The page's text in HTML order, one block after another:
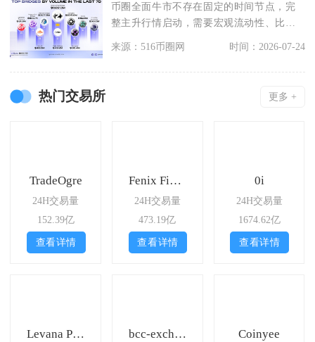
币圈全面牛市不存在固定的时间节点，完
整主升行情启动，需要宏观流动性、比特
币周期信号、行业监
来源：516币圈网 时间：2026-07-24
热门交易所 更多 +
TradeOgre
24H交易量
152.39亿
查看详情
Fenix Finance
24H交易量
473.19亿
查看详情
0i
24H交易量
1674.62亿
查看详情
Levana Perps bcc-exchange Coinyee